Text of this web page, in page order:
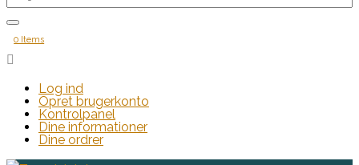
0 Items

Log ind
Opret brugerkonto
Kontrolpanel
Dine informationer
Dine ordrer